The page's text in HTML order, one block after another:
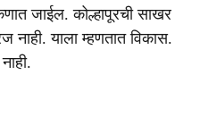
जाईल. कोल्हापूरची साखर
नाही. याला म्हणतात विकास.